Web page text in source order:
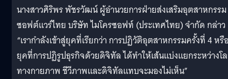
นางสาวศิริพร พัชรวัฒน์ ผู้อำนวยการฝ่ายส่งเสริมอุตสาหกรรม
ซอฟต์แวร์ไทย บริษัท ไมโครซอฟท์ (ประเทศไทย) จำกัด กล่าว
“เรากำลังเข้าสู่ยุคที่เรียกว่า การปฏิวัติอุตสาหกรรมครั้งที่ 4 หรื
ยุคที่การปฏิรูปธุรกิจด้วยดิจิทัล ได้ทำให้เส้นแบ่งแยกระหว่างโ
ทางกายภาพ ชีวีภาพและดิจิทัลแทบจะมองไม่เห็น”